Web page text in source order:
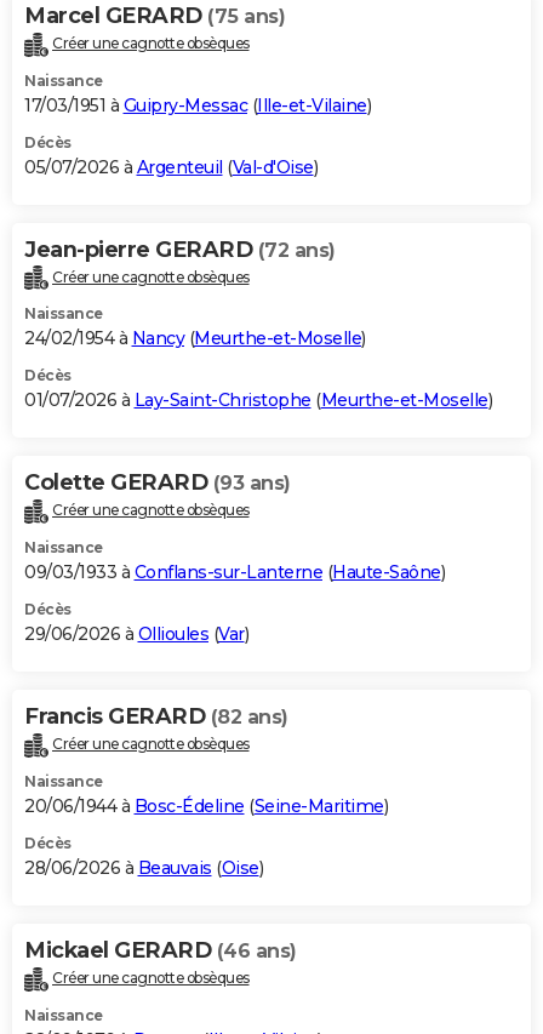
Marcel GERARD (75 ans)
Créer une cagnotte obsèques
Naissance
17/03/1951 à Guipry-Messac(Ille-et-Vilaine)
Décès
05/07/2026 à Argenteuil (Val-d'Oise)
Jean-pierre GERARD (72 ans)
Créer une cagnotte obsèques
Naissance
24/02/1954 à Nancy(Meurthe-et-Moselle)
Décès
01/07/2026 à Lay-Saint-Christophe (Meurthe-et-Moselle)
Colette GERARD (93 ans)
Créer une cagnotte obsèques
Naissance
09/03/1933 à Conflans-sur-Lanterne (Haute-Saône)
Décès
29/06/2026 à Ollioules (Var)
Francis GERARD (82 ans)
Créer une cagnotte obsèques
Naissance
20/06/1944 à Bosc-Édeline (Seine-Maritime)
Décès
28/06/2026 à Beauvais (Oise)
Mickael GERARD (46 ans)
Créer une cagnotte obsèques
Naissance